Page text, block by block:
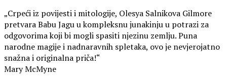
„Crpeći iz povijesti i mitologije, Olesya Salnikova Gilmore
pretvara Babu Jagu u kompleksnu junakinju u potrazi za
odgovorima koji bi mogli spasiti njezinu zemlju. Puna
narodne magije i nadnaravnih spletaka, ovo je nevjerojatno
snažna i originalna priča!“
Mary McMyne